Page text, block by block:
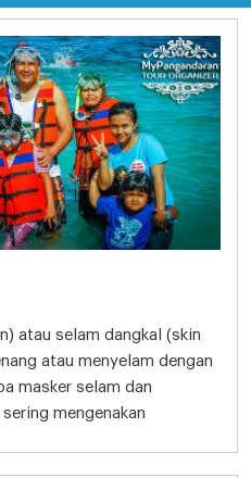
atau selam dangkal (skin
atau menyelam dengan
masker selam dan
mengenakan